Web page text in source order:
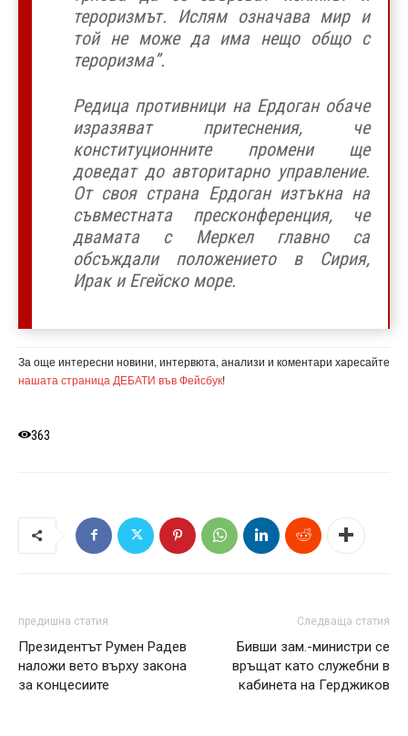
тероризмът. Ислям означава мир и
той не може да има нещо общо с
тероризма”.
Редица противници на Ердоган обаче
изразяват притеснения, че
конституционните промени ще
доведат до авторитарно управление.
От своя страна Ердоган изтъкна на
съвместната пресконференция, че
двамата с Меркел главно са
обсъждали положението в Сирия,
Ирак и Егейско море.
За още интересни новини, интервюта, анализи и коментари харесайте
нашата страница ДЕБАТИ във Фейсбук!
363
предишна статия
Президентът Румен Радев
наложи вето върху закона
за концесиите
Следваща статия
Бивши зам.-министри се
връщат като служебни в
кабинета на Герджиков